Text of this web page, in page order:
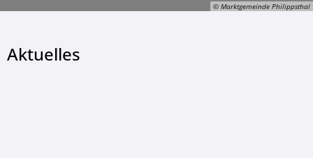
© Marktgemeinde Philippsthal
Aktuelles